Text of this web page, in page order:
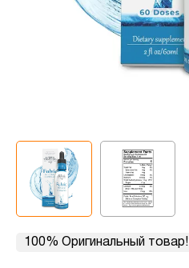
100% Оригинальный товар!